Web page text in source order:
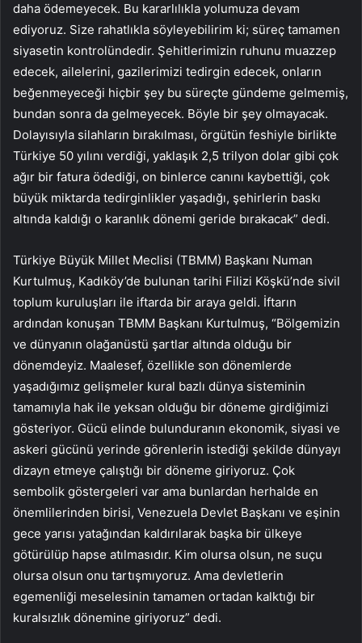
daha ödemeyecek. Bu kararlılıkla yolumuza devam
ediyoruz. Size rahatlıkla söyleyebilirim ki; süreç tamamen
siyasetin kontrolündedir. Şehitlerimizin ruhunu muazzep
edecek, ailelerini, gazilerimizi tedirgin edecek, onların
beğenmeyeceği hiçbir şey bu süreçte gündeme gelmemiş,
bundan sonra da gelmeyecek. Böyle bir şey olmayacak.
Dolayısıyla silahların bırakılması, örgütün feshiyle birlikte
Türkiye 50 yılını verdiği, yaklaşık 2,5 trilyon dolar gibi çok
ağır bir fatura ödediği, on binlerce canını kaybettiği, çok
büyük miktarda tedirginlikler yaşadığı, şehirlerin baskı
altında kaldığı o karanlık dönemi geride bırakacak” dedi.
Türkiye Büyük Millet Meclisi (TBMM) Başkanı Numan
Kurtulmuş, Kadıköy’de bulunan tarihi Filizi Köşkü’nde sivil
toplum kuruluşları ile iftarda bir araya geldi. İftarın
ardından konuşan TBMM Başkanı Kurtulmuş, “Bölgemizin
ve dünyanın olağanüstü şartlar altında olduğu bir
dönemdeyiz. Maalesef, özellikle son dönemlerde
yaşadığımız gelişmeler kural bazlı dünya sisteminin
tamamıyla hak ile yeksan olduğu bir döneme girdiğimizi
gösteriyor. Gücü elinde bulunduranın ekonomik, siyasi ve
askeri gücünü yerinde görenlerin istediği şekilde dünyayı
dizayn etmeye çalıştığı bir döneme giriyoruz. Çok
sembolik göstergeleri var ama bunlardan herhalde en
önemlilerinden birisi, Venezuela Devlet Başkanı ve eşinin
gece yarısı yatağından kaldırılarak başka bir ülkeye
götürülüp hapse atılmasıdır. Kim olursa olsun, ne suçu
olursa olsun onu tartışmıyoruz. Ama devletlerin
egemenliği meselesinin tamamen ortadan kalktığı bir
kuralsızlık dönemine giriyoruz” dedi.